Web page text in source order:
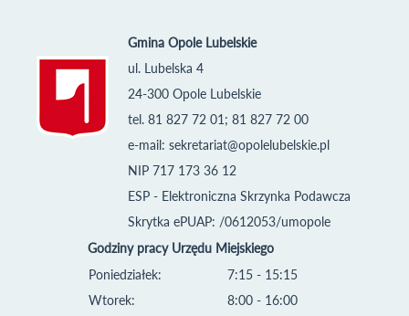
Gmina Opole Lubelskie
ul. Lubelska 4
24-300 Opole Lubelskie
tel. 81 827 72 01; 81 827 72 00
e-mail: sekretariat@opolelubelskie.pl
NIP 717 173 36 12
ESP - Elektroniczna Skrzynka Podawcza
Skrytka ePUAP: /0612053/umopole
Godziny pracy Urzędu Miejskiego
Poniedziałek:
Wtorek:
7:15 - 15:15
8:00 - 16:00